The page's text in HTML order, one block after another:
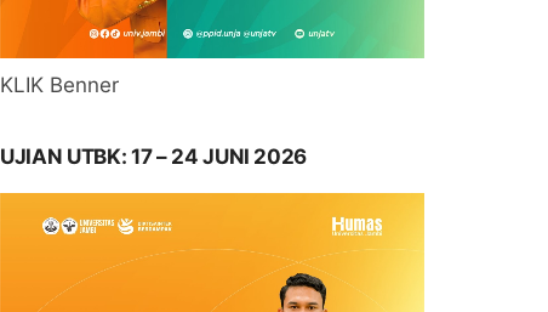
KLIK Benner
UJIAN UTBK: 17 – 24 JUNI 2026